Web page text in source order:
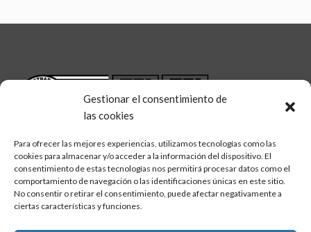
Gestionar el consentimiento de
las cookies
Para ofrecer las mejores experiencias, utilizamos tecnologías como las
cookies para almacenar y/o acceder a la información del dispositivo. El
consentimiento de estas tecnologías nos permitirá procesar datos como el
comportamiento de navegación o las identificaciones únicas en este sitio.
No consentir o retirar el consentimiento, puede afectar negativamente a
ciertas características y funciones.
Síguenos en:
linkedintwitterfacebook